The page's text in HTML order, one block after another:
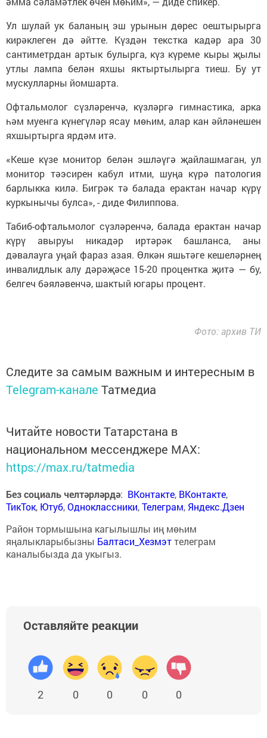
Ул шулай ук баланың эш урынын дөрес оештырырга
кирәклеген дә әйтте. Күздән текстка кадәр ара 30
сантиметрдан артык булырга, күз күреме кыры җылы
утлы лампа белән яхшы яктыртылырга тиеш. Бу ут
мускулларны йомшарта.
Офтальмолог сүзләренчә, күзләргә гимнастика, арка
һәм муенга күнегүләр ясау мөһим, алар кан әйләнешен
яхшыртырга ярдәм итә.
«Кеше күзе монитор белән эшләүгә җайлашмаган, ул
монитор тәэсирен кабул итми, шуңа күрә патология
барлыкка килә. Бигрәк тә балада ерактан начар күрү
куркынычы булса», - диде Филиппова.
Табиб-офтальмолог сүзләренчә, балада ерактан начар
күрү авыруы никадәр иртәрәк башланса, аны
дәвалауга уңай фараз азая. Өлкән яшьтәге кешеләрнең
инвалидлык алу дәрәҗәсе 15-20 процентка җитә — бу,
белгеч бәяләвенчә, шактый югары процент.
Фото: архив ТИ
Следите за самым важным и интересным в
Telegram-канале Татмедиа
Читайте новости Татарстана в
национальном мессенджере MАХ:
https://max.ru/tatmedia
Без социаль челтәрләрдә: ВКонтакте, ВКонтакте,
ТикТок, Ютуб,Одноклассники,Телеграм, Яндекс.Дзен
Район тормышына кагылышлы иң мөһим
яңалыкларыбызны Балтаси_Хезмэттелеграм
каналыбызда да укыгыз.
Оставляйте реакции
2 0 0 0 0